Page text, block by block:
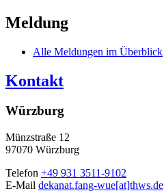
Meldung
Alle Meldungen im Überblick
Kontakt
Würzburg
Münzstraße 12
97070 Würzburg
Telefon +49 931 3511-9102
E-Mail dekanat.fang-wue[at]thws.de